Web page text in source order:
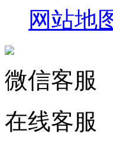
网站地
微信客服
在线客服